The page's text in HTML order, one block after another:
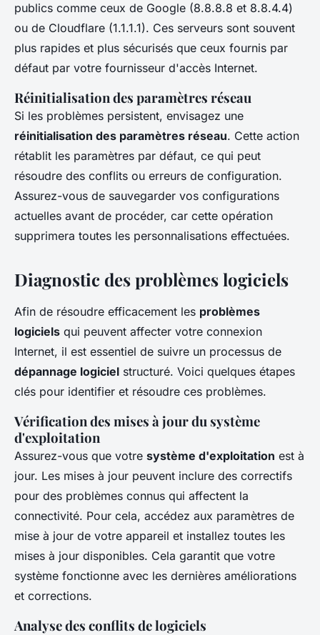
publics comme ceux de Google (8.8.8.8 et 8.8.4.4)
ou de Cloudflare (1.1.1.1). Ces serveurs sont souvent
plus rapides et plus sécurisés que ceux fournis par
défaut par votre fournisseur d'accès Internet.
Réinitialisation des paramètres réseau
Si les problèmes persistent, envisagez une
réinitialisation des paramètres réseau. Cette action
rétablit les paramètres par défaut, ce qui peut
résoudre des conflits ou erreurs de configuration.
Assurez-vous de sauvegarder vos configurations
actuelles avant de procéder, car cette opération
supprimera toutes les personnalisations effectuées.
Diagnostic des problèmes logiciels
Afin de résoudre efficacement les problèmes
logiciels qui peuvent affecter votre connexion
Internet, il est essentiel de suivre un processus de
dépannage logiciel structuré. Voici quelques étapes
clés pour identifier et résoudre ces problèmes.
Vérification des mises à jour du système
d'exploitation
Assurez-vous que votre système d'exploitation est à
jour. Les mises à jour peuvent inclure des correctifs
pour des problèmes connus qui affectent la
connectivité. Pour cela, accédez aux paramètres de
mise à jour de votre appareil et installez toutes les
mises à jour disponibles. Cela garantit que votre
système fonctionne avec les dernières améliorations
et corrections.
Analyse des conflits de logiciels